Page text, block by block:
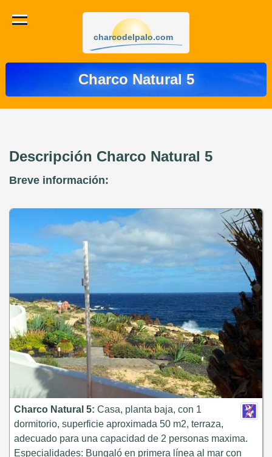
charcodelpalo.com
Charco Natural 5
Descripción Charco Natural 5
Breve información:
Charco Natural 5: Casa, planta baja, con 1
dormitorio, superficie aproximada 50 m2, terraza,
adecuado para una capacidad de 2 personas maxima.
Especialidades: Bungaló en primera línea al mar con